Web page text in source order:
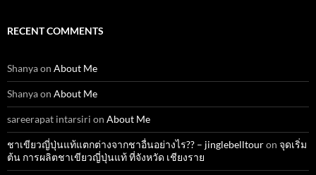
RECENT COMMENTS
Shanyaon About Me
Shanyaon About Me
sareerapat intarsiri on About Me
ชาเขียวญี่ปุ่นแท้แตกต่างจากชาอื่นอย่างไร?? – jinglebelltouron จุดเริ่ม
ต้น การผลิตชาเขียวญี่ปุ่นแท้ ที่จังหวัด เชียงราย